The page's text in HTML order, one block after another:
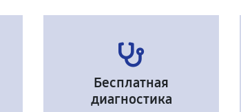
Бесплатная
диагностика